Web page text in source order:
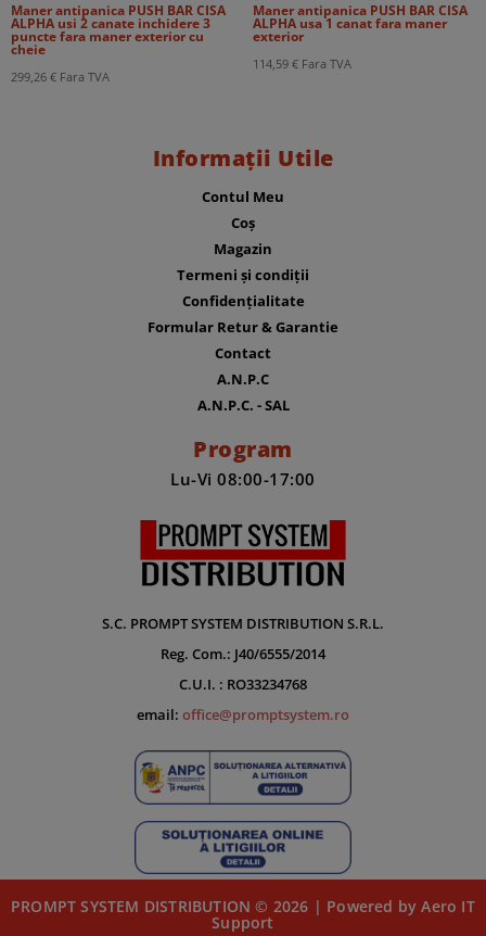
Maner antipanica PUSH BAR CISA
ALPHA usi 2 canate inchidere 3
puncte fara maner exterior cu
cheie
299,26 € Fara TVA
Maner antipanica PUSH BAR CISA
ALPHA usa 1 canat fara maner
exterior
114,59 € Fara TVA
Informații Utile
Contul Meu
Coș
Magazin
Termeni și condiții
Confidențialitate
Formular Retur & Garantie
Contact
A.N.P.C
A.N.P.C. - SAL
Program
Lu-Vi 08:00-17:00
S.C. PROMPT SYSTEM DISTRIBUTION S.R.L.
Reg. Com.: J40/6555/2014
C.U.I. : RO33234768
email: office@promptsystem.ro
PROMPT SYSTEM DISTRIBUTION © 2026 | Powered by Aero IT
Support